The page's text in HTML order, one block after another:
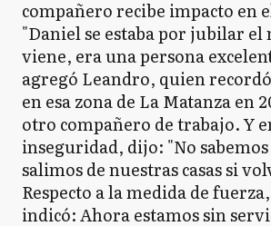
compañero recibe impacto en
"Daniel se estaba por jubilar el
viene, era una persona
agregó Leandro, quien
en esa zona de La Matanza en
otro compañero de trabajo. Y
inseguridad, dijo: "No
salimos de nuestras casas si
Respecto a la medida de
indicó: Ahora estamos sin